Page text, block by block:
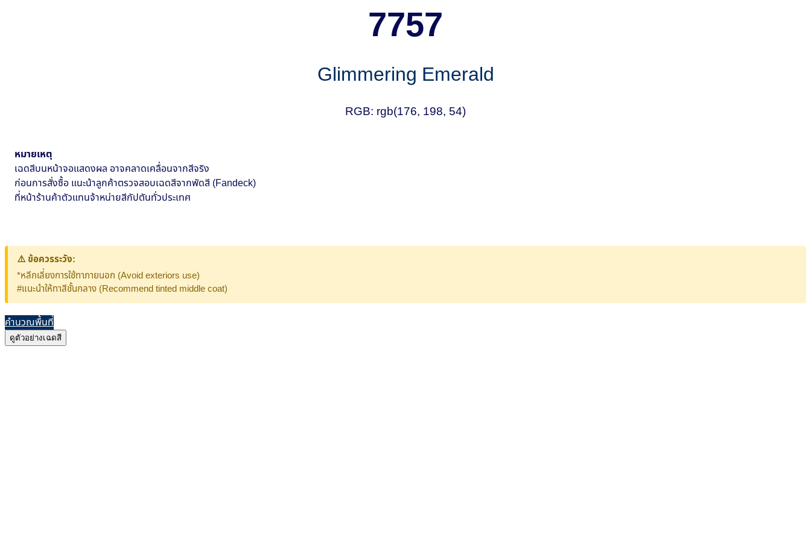
7757
Glimmering Emerald
RGB: rgb(176, 198, 54)
หมายเหตุ
เฉดสีบนหน้าจอแสดงผล อาจคลาดเคลื่อนจากสีจริง
ก่อนการสั่งซื้อ แนะน้าลูกค้าตรวจสอบเฉดสีจากพัดสี (Fandeck)
ที่หน้าร้านค้าตัวแทนจ้าหน่ายสีกัปตันทั่วประเทศ
⚠️ ข้อควรระวัง:
*หลีกเลี่ยงการใช้ทาภายนอก (Avoid exteriors use)
#แนะนำให้ทาสีชั้นกลาง (Recommend tinted middle coat)
คำนวณพื้นที่
ดูตัวอย่างเฉดสี